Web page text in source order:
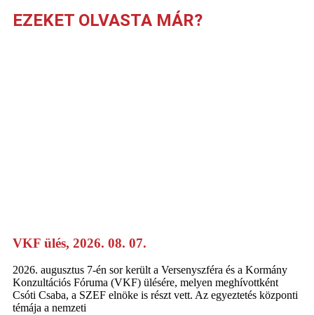
EZEKET OLVASTA MÁR?
VKF ülés, 2026. 08. 07.
2026. augusztus 7-én sor került a Versenyszféra és a Kormány
Konzultációs Fóruma (VKF) ülésére, melyen meghívottként
Csóti Csaba, a SZEF elnöke is részt vett. Az egyeztetés központi
témája a nemzeti